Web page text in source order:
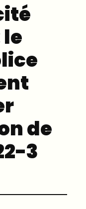
de
3